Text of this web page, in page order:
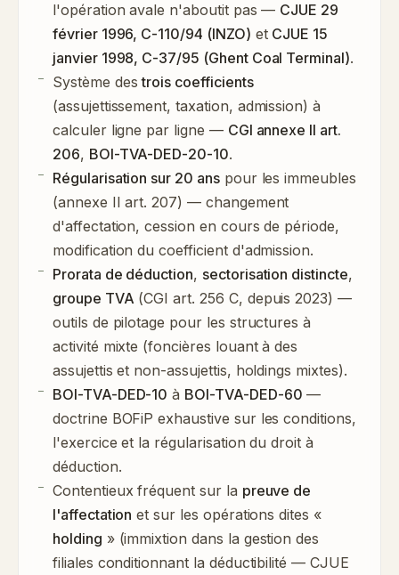
l'opération avale n'aboutit pas — CJUE 29
février 1996, C-110/94 (INZO) et CJUE 15
janvier 1998, C-37/95 (Ghent Coal Terminal).
Système destrois coefficients
(assujettissement, taxation, admission) à
calculer ligne par ligne — CGI annexe II art.
206, BOI-TVA-DED-20-10.
Régularisation sur 20 anspour les immeubles
(annexe II art. 207) — changement
d'affectation, cession en cours de période,
modification du coefficient d'admission.
Prorata de déduction, sectorisation distincte,
groupe TVA (CGI art. 256 C, depuis 2023) —
outils de pilotage pour les structures à
activité mixte (foncières louant à des
assujettis et non-assujettis, holdings mixtes).
BOI-TVA-DED-10 à BOI-TVA-DED-60 —
doctrine BOFiP exhaustive sur les conditions,
l'exercice et la régularisation du droit à
déduction.
Contentieux fréquent sur la preuve de
l'affectation et sur les opérations dites «
holding » (immixtion dans la gestion des
filiales conditionnant la déductibilité — CJUE